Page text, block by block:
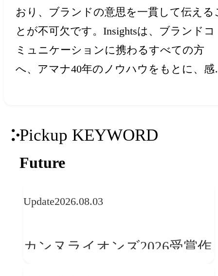
おり、ブランドの意思を一貫して伝える
とが不可欠です。Insightsは、ブランドコ
ミュニケーションに携わるすべての方
へ、アマナ40年のノウハウをもとに、感
Pickup KEYWORD
Future
Update2026.08.03
カンヌライオンズ2026受賞作